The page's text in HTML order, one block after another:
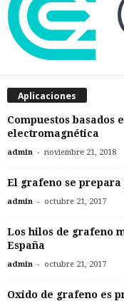
Aplicaciones
Compuestos basados
electromagnética
admin - noviembre 21, 2018
El grafeno se
admin - octubre 21, 2017
Los hilos de grafeno
España
admin - octubre 21, 2017
Oxido de grafeno es